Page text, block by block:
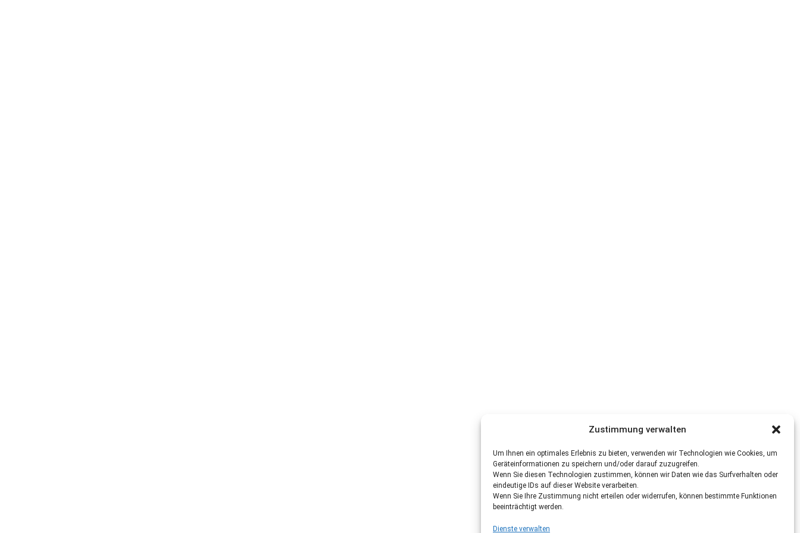
Zustimmung verwalten
Um Ihnen ein optimales Erlebnis zu bieten, verwenden wir Technologien wie Cookies, um
Geräteinformationen zu speichern und/oder darauf zuzugreifen.
Wenn Sie diesen Technologien zustimmen, können wir Daten wie das Surfverhalten oder
eindeutige IDs auf dieser Website verarbeiten.
Wenn Sie Ihre Zustimmung nicht erteilen oder widerrufen, können bestimmte Funktionen
beeinträchtigt werden.
Dienste verwalten